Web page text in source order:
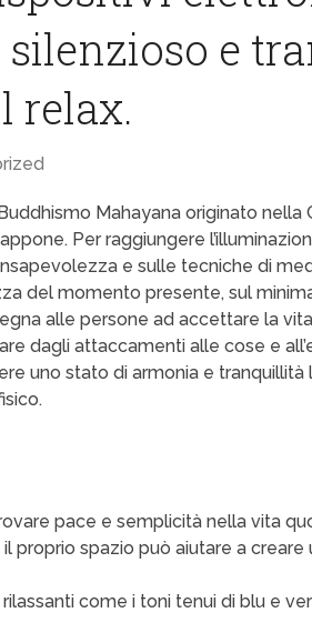
e
relax.
Mahayana originato nella
Per raggiungere
e sulle tecniche di
del momento presente, sul
alle persone ad accettare la
dagli attaccamenti alle cose e
uno stato di armonia e tranquillità
pace e semplicità nella vita
proprio spazio può aiutare a creare
come i toni tenui di blu e